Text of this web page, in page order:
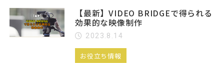
【最新】VIDEO BRIDGEで得られる
効果的な映像制作
2023.8.14
お役立ち情報